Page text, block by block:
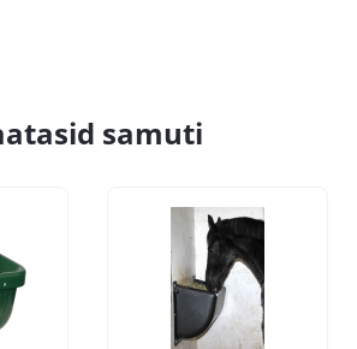
samuti